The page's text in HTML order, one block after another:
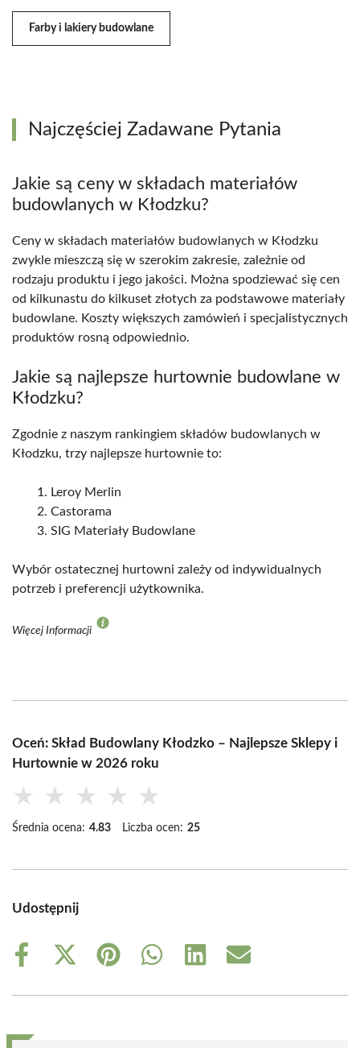
Farby i lakiery budowlane
Najczęściej Zadawane Pytania
Jakie są ceny w składach materiałów
budowlanych w Kłodzku?
Ceny w składach materiałów budowlanych w Kłodzku
zwykle mieszczą się w szerokim zakresie, zależnie od
rodzaju produktu i jego jakości. Można spodziewać się cen
od kilkunastu do kilkuset złotych za podstawowe materiały
budowlane. Koszty większych zamówień i specjalistycznych
produktów rosną odpowiednio.
Jakie są najlepsze hurtownie budowlane w
Kłodzku?
Zgodnie z naszym rankingiem składów budowlanych w
Kłodzku, trzy najlepsze hurtownie to:
Leroy Merlin
Castorama
SIG Materiały Budowlane
Wybór ostatecznej hurtowni zależy od indywidualnych
potrzeb i preferencji użytkownika.
Więcej Informacji
Oceń: Skład Budowlany Kłodzko – Najlepsze Sklepy i
Hurtownie w 2026 roku
★ ★ ★ ★ ★
Średnia ocena: 4.83 Liczba ocen: 25
Udostępnij
Share
Share
(Twitter)
Share
Share
Share
Share